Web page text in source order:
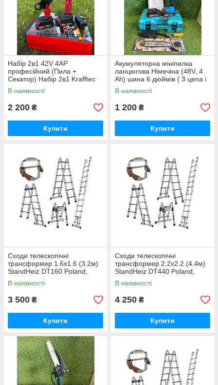
Набір 2в1 42V 4АР
професійний (Пила +
Секатор) Набір 2в1 Krafftec
Німеччина
В наявності
2 200 ₴
Купити
Акумуляторна мініпилка
ланцюгова Німечіна (48V, 4
Аh) шина 6 дюймів ( 3 цепа і
2 шини)
В наявності
1 200 ₴
Купити
Сходи телескопічні
трансформер 1.6х1.6 (3.2м)
StandHeiz DT160 Poland,
алюміній, до 180 кг
В наявності
3 500 ₴
Купити
Сходи телескопічні
трансформер 2.2х2.2 (4.4м)
StandHeiz DT440 Poland,
алюміній, до 180 кг
В наявності
4 250 ₴
Купити